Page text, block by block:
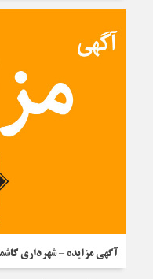
آگهی مزایده – شهرداری